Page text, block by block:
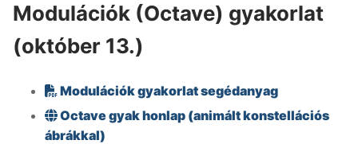
Modulációk (Octave) gyakorlat
(október 13.)
Modulációk gyakorlat segédanyag
Octave gyak honlap (animált konstellációs
ábrákkal)